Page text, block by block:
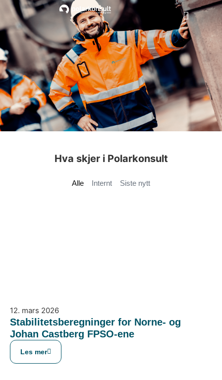
Hva skjer i Polarkonsult​
Internt Siste nytt
Alle
12. mars 2026
Stabilitetsberegninger for Norne- og
Johan Castberg FPSO-ene
Les mer